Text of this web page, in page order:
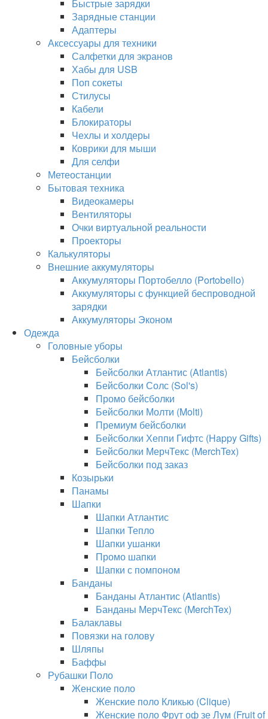
Быстрые зарядки
Зарядные станции
Адаптеры
Аксессуары для техники
Салфетки для экранов
Хабы для USB
Поп сокеты
Стилусы
Кабели
Блокираторы
Чехлы и холдеры
Коврики для мыши
Для селфи
Метеостанции
Бытовая техника
Видеокамеры
Вентиляторы
Очки виртуальной реальности
Проекторы
Калькуляторы
Внешние аккумуляторы
Аккумуляторы Портобелло (Portobello)
Аккумуляторы с функцией беспроводной
зарядки
Аккумуляторы Эконом
Одежда
Головные уборы
Бейсболки
Бейсболки Атлантис (Atlantis)
Бейсболки Солс (Sol's)
Промо бейсболки
Бейсболки Молти (Molti)
Премиум бейсболки
Бейсболки Хеппи Гифтс (Happy Gifts)
Бейсболки МерчТекс (MerchTex)
Бейсболки под заказ
Козырьки
Панамы
Шапки
Шапки Атлантис
Шапки Тепло
Шапки ушанки
Промо шапки
Шапки с помпоном
Банданы
Банданы Атлантис (Atlantis)
Банданы МерчТекс (MerchTex)
Балаклавы
Повязки на голову
Шляпы
Баффы
Рубашки Поло
Женские поло
Женские поло Кликью (Clique)
Женские поло Фрут оф зе Лум (Fruit of